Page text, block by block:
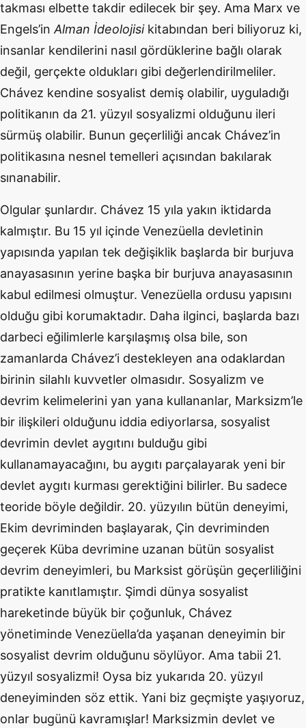
takması elbette takdir edilecek bir şey. Ama Marx ve
Engels’in Alman İdeolojisikitabından beri biliyoruz ki,
insanlar kendilerini nasıl gördüklerine bağlı olarak
değil, gerçekte oldukları gibi değerlendirilmeliler.
Chávez kendine sosyalist demiş olabilir, uyguladığı
politikanın da 21. yüzyıl sosyalizmi olduğunu ileri
sürmüş olabilir. Bunun geçerliliği ancak Chávez’in
politikasına nesnel temelleri açısından bakılarak
sınanabilir.
Olgular şunlardır. Chávez 15 yıla yakın iktidarda
kalmıştır. Bu 15 yıl içinde Venezüella devletinin
yapısında yapılan tek değişiklik başlarda bir burjuva
anayasasının yerine başka bir burjuva anayasasının
kabul edilmesi olmuştur. Venezüella ordusu yapısını
olduğu gibi korumaktadır. Daha ilginci, başlarda bazı
darbeci eğilimlerle karşılaşmış olsa bile, son
zamanlarda Chávez’i destekleyen ana odaklardan
birinin silahlı kuvvetler olmasıdır. Sosyalizm ve
devrim kelimelerini yan yana kullananlar, Marksizm’le
bir ilişkileri olduğunu iddia ediyorlarsa, sosyalist
devrimin devlet aygıtını bulduğu gibi
kullanamayacağını, bu aygıtı parçalayarak yeni bir
devlet aygıtı kurması gerektiğini bilirler. Bu sadece
teoride böyle değildir. 20. yüzyılın bütün deneyimi,
Ekim devriminden başlayarak, Çin devriminden
geçerek Küba devrimine uzanan bütün sosyalist
devrim deneyimleri, bu Marksist görüşün geçerliliğini
pratikte kanıtlamıştır. Şimdi dünya sosyalist
hareketinde büyük bir çoğunluk, Chávez
yönetiminde Venezüella’da yaşanan deneyimin bir
sosyalist devrim olduğunu söylüyor. Ama tabii 21.
yüzyıl sosyalizmi! Oysa biz yukarıda 20. yüzyıl
deneyiminden söz ettik. Yani biz geçmişte yaşıyoruz,
onlar bugünü kavramışlar! Marksizmin devlet ve